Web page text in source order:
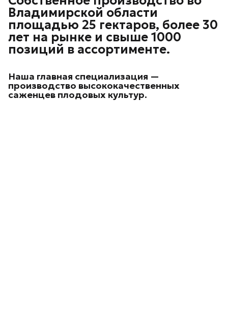
Владимирской области
площадью 25 гектаров, более 30
лет на рынке и свыше 1000
позиций в ассортименте.
Наша главная специализация —
производство высококачественных
саженцев плодовых культур.